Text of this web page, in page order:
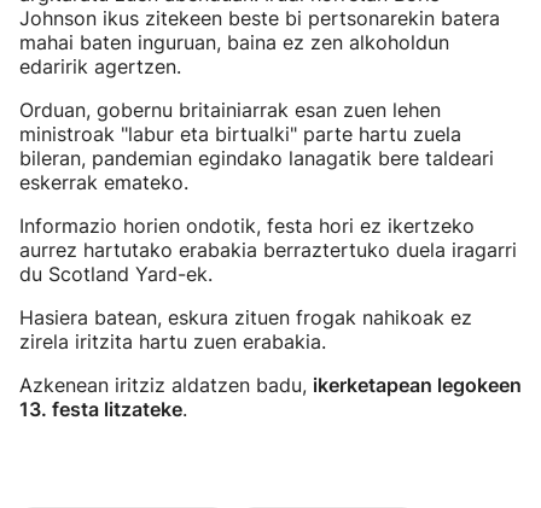
Johnson ikus zitekeen beste bi pertsonarekin batera
mahai baten inguruan, baina ez zen alkoholdun
edaririk agertzen.
Orduan, gobernu britainiarrak esan zuen lehen
ministroak "labur eta birtualki" parte hartu zuela
bileran, pandemian egindako lanagatik bere taldeari
eskerrak emateko.
Informazio horien ondotik, festa hori ez ikertzeko
aurrez hartutako erabakia berraztertuko duela iragarri
du Scotland Yard-ek.
Hasiera batean, eskura zituen frogak nahikoak ez
zirela iritzita hartu zuen erabakia.
Azkenean iritziz aldatzen badu, ikerketapean legokeen
13. festa litzateke.